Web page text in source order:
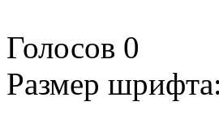
Голосов 0
Размер шрифта: